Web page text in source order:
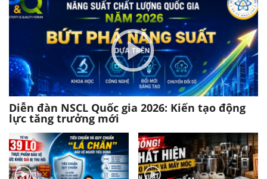
Diễn đàn NSCL Quốc gia 2026: Kiến tạo động
lực tăng trưởng mới